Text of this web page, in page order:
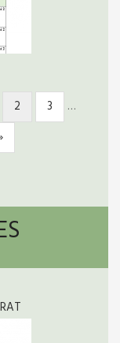
Page
courante
2 Page
3
…